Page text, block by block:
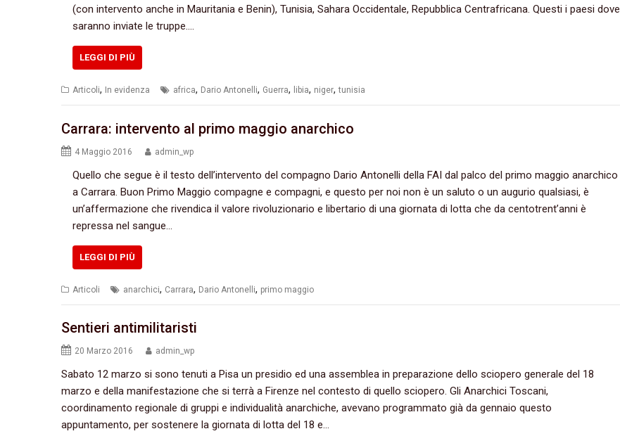
(con intervento anche in Mauritania e Benin), Tunisia, Sahara Occidentale, Repubblica Centrafricana. Questi i paesi dove
saranno inviate le truppe.…
LEGGI DI PIÙ
Articoli, In evidenza africa, Dario Antonelli, Guerra, libia, niger,tunisia
Carrara: intervento al primo maggio anarchico
4 Maggio 2016 admin_wp
Quello che segue è il testo dell’intervento del compagno Dario Antonelli della FAI dal palco del primo maggio anarchico
a Carrara. Buon Primo Maggio compagne e compagni, e questo per noi non è un saluto o un augurio qualsiasi, è
un’affermazione che rivendica il valore rivoluzionario e libertario di una giornata di lotta che da centotrent’anni è
repressa nel sangue…
LEGGI DI PIÙ
Articoli anarchici, Carrara, Dario Antonelli, primo maggio
Sentieri antimilitaristi
20 Marzo 2016 admin_wp
Sabato 12 marzo si sono tenuti a Pisa un presidio ed una assemblea in preparazione dello sciopero generale del 18
marzo e della manifestazione che si terrà a Firenze nel contesto di quello sciopero. Gli Anarchici Toscani,
coordinamento regionale di gruppi e individualità anarchiche, avevano programmato già da gennaio questo
appuntamento, per sostenere la giornata di lotta del 18 e…